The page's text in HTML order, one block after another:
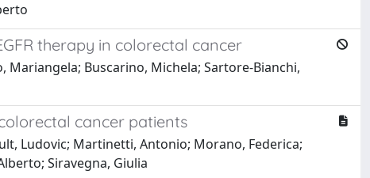
therapy in colorectal cancer
Mariangela; Buscarino, Michela; Sartore-Bianchi,
cancer patients
Ludovic; Martinetti, Antonio; Morano, Federica;
Siravegna, Giulia